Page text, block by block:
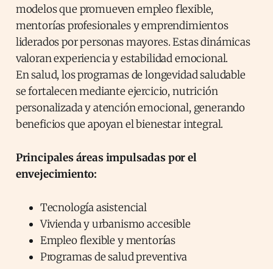
modelos que promueven empleo flexible,
mentorías profesionales y emprendimientos
liderados por personas mayores. Estas dinámicas
valoran experiencia y estabilidad emocional.
En salud, los programas de longevidad saludable
se fortalecen mediante ejercicio, nutrición
personalizada y atención emocional, generando
beneficios que apoyan el bienestar integral.
Principales áreas impulsadas por el
envejecimiento:
Tecnología asistencial
Vivienda y urbanismo accesible
Empleo flexible y mentorías
Programas de salud preventiva